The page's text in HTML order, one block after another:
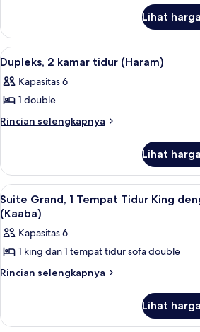
Sofa,
pemandangan
kota
Tempat
Tidur
Suite
Royal,
Beberapa
Tempat
Tidur
Lihat
Lihat
semua
foto
untuk
Dupleks,
tidur
(Haram)
Seprai
24
Dupleks, 2 kamar tidur (Haram)
Kapasitas 6
1 double
Rincian selengkapnya
Rincian
Dupleks,
kamar
tidur
(Haram)
Lihat
Lihat
semua
foto
untuk
Suite
Grand,
Tidur
Seprai
12
Suite Grand, 1 Tempat Tidur King
(Kaaba)
Kapasitas 6
1 king dan 1 tempat tidur sofa double
Rincian selengkapnya
Rincian
Suite
Lihat